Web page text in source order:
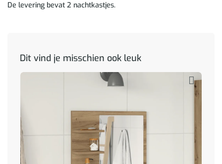
De levering bevat 2 nachtkastjes.
Dit vind je misschien ook leuk